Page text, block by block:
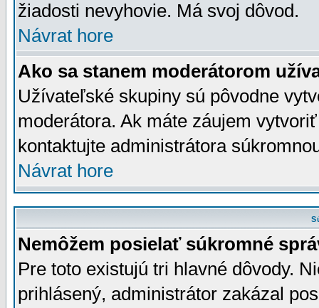
žiadosti nevyhovie. Má svoj dôvod.
Návrat hore
Ako sa stanem moderátorom
Užívateľské skupiny sú pôvodne
moderátora. Ak máte záujem
kontaktujte administrátora
Návrat hore
Nemôžem posielať súkromné
Pre toto existujú tri hlavné dôvody.
prihlásený, administrátor zakázal